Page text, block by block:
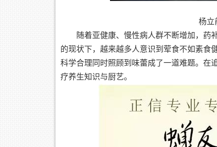
杨立
随着亚健康、慢性病人群不断增加，药
的现状下，越来越多人意识到荤食不如素食
科学合理同时照顾到味蕾成了一道难题。在
疗养生知识与厨艺。